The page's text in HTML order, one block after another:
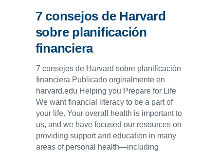
7 consejos de Harvard
sobre planificación
financiera
7 consejos de Harvard sobre planificación
financiera Publicado orginalmente en
harvard.edu Helping you Prepare for Life
We want financial literacy to be a part of
your life. Your overall health is important to
us, and we have focused our resources on
providing support and education in many
areas of personal health—including